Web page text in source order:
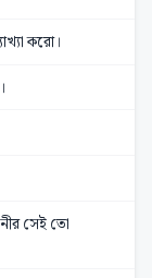
করো।
সেই তো